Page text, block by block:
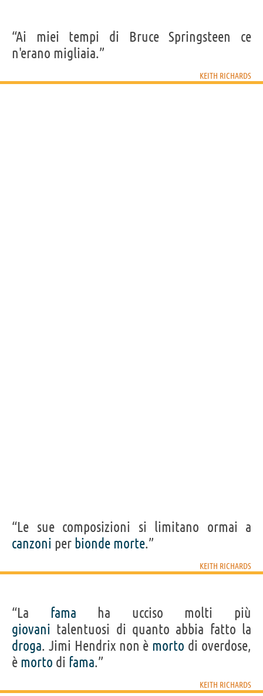
“Ai miei tempi di Bruce Springsteen ce
n'erano migliaia.”
KEITH RICHARDS
“Le sue composizioni si limitano ormai a
canzoni per bionde morte.”
KEITH RICHARDS
“La fama ha ucciso molti più
giovani talentuosi di quanto abbia fatto la
droga. Jimi Hendrix non è morto di overdose,
è morto di fama.”
KEITH RICHARDS